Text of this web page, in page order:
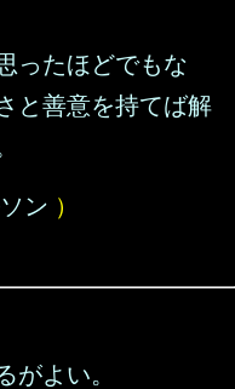
ったほどでもな
と善意を持てば解
ン ）
がよい。